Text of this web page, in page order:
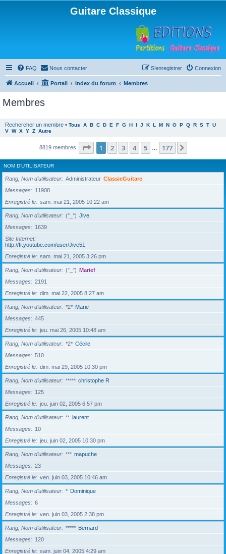
Guitare Classique
FAQ Nous contacter Connexion
S’enregistrer
Accueil Portail Index du forum Membres
Membres
Rechercher un membre • Tous A B C D E F G H I J K L M N O P Q R S T U
V W X Y Z Autre
8819 membres Page 1sur177
1 2 3 4 5 177
NOM D’UTILISATEUR
Rang, Nom d’utilisateur Administrateur ClassicGuitare
Messages
11908
Enregistré le
sam. mai 21, 2005 10:22 am
Rang, Nom d’utilisateur (°_°) Jive
Messages
1639
Site Internet
http://fr.youtube.com/user/Jive51
Enregistré le
sam. mai 21, 2005 3:26 pm
Rang, Nom d’utilisateur (°_°) Marief
Messages
2191
Enregistré le
dim. mai 22, 2005 8:27 am
Rang, Nom d’utilisateur *2* Marie
Messages
445
Enregistré le
jeu. mai 26, 2005 10:48 am
Rang, Nom d’utilisateur *2* Cécile
Messages
510
Enregistré le
dim. mai 29, 2005 10:30 pm
Rang, Nom d’utilisateur ***** christophe R
Messages
125
Enregistré le
jeu. juin 02, 2005 6:57 pm
Rang, Nom d’utilisateur ** laurent
Messages
10
Enregistré le
jeu. juin 02, 2005 10:30 pm
Rang, Nom d’utilisateur *** mapuche
Messages
23
Enregistré le
ven. juin 03, 2005 10:46 am
Rang, Nom d’utilisateur * Dominique
Messages
6
Enregistré le
ven. juin 03, 2005 2:38 pm
Rang, Nom d’utilisateur ***** Bernard
Messages
120
Enregistré le
sam. juin 04, 2005 4:29 am